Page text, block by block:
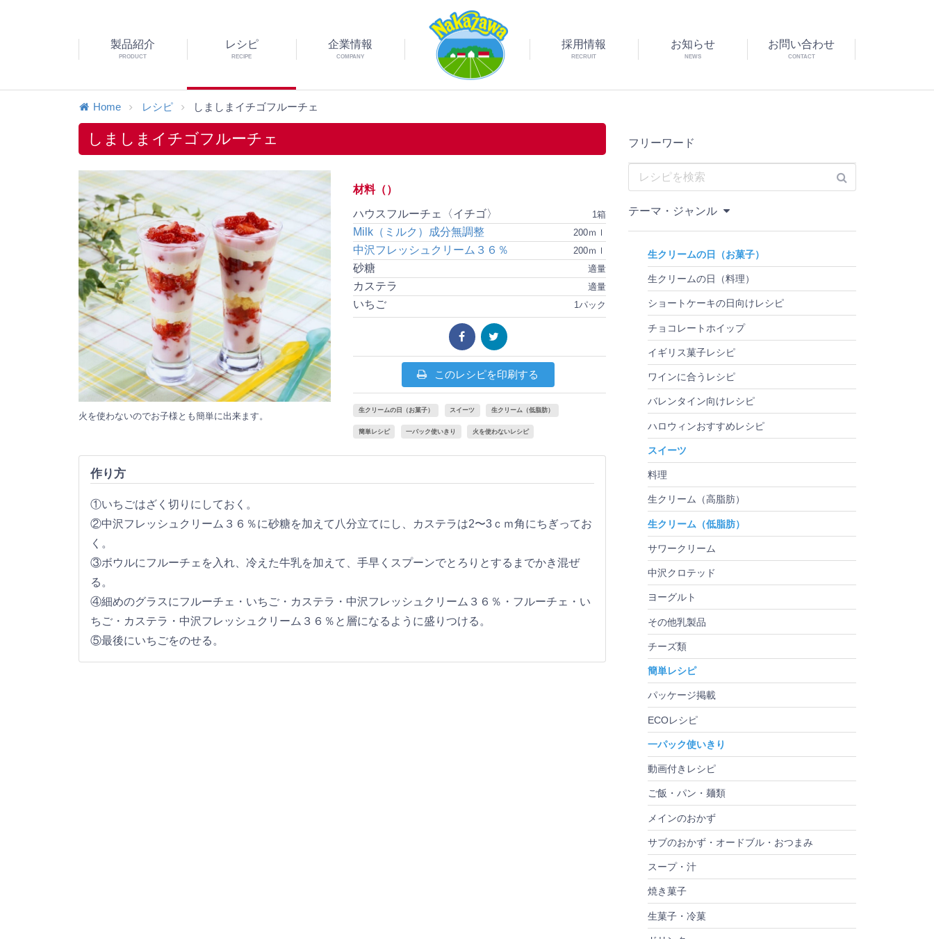
製品紹介
PRODUCT
レシピ
RECIPE
企業情報
COMPANY
採用情報
RECRUIT
お知らせ
NEWS
お問い合わせ
CONTACT
Home レシピ しましまイチゴフルーチェ
しましまイチゴフルーチェ
火を使わないのでお子様とも簡単に出来ます。
材料（）
1箱
ハウスフルーチェ〈イチゴ〉
200ｍｌ
Milk（ミルク）成分無調整
200ｍｌ
中沢フレッシュクリーム３６％
適量
砂糖
適量
カステラ
1パック
いちご
このレシピを印刷する
生クリームの日（お菓子） スイーツ 生クリーム（低脂肪）
簡単レシピ 一パック使いきり 火を使わないレシピ
作り方
①いちごはざく切りにしておく。
②中沢フレッシュクリーム３６％に砂糖を加えて八分立てにし、カステラは2〜3ｃｍ角にちぎってお
く。
③ボウルにフルーチェを入れ、冷えた牛乳を加えて、手早くスプーンでとろりとするまでかき混ぜ
る。
④細めのグラスにフルーチェ・いちご・カステラ・中沢フレッシュクリーム３６％・フルーチェ・い
ちご・カステラ・中沢フレッシュクリーム３６％と層になるように盛りつける。
⑤最後にいちごをのせる。
フリーワード
テーマ・ジャンル
生クリームの日（お菓子）
生クリームの日（料理）
ショートケーキの日向けレシピ
チョコレートホイップ
イギリス菓子レシピ
ワインに合うレシピ
バレンタイン向けレシピ
ハロウィンおすすめレシピ
スイーツ
料理
生クリーム（高脂肪）
生クリーム（低脂肪）
サワークリーム
中沢クロテッド
ヨーグルト
その他乳製品
チーズ類
簡単レシピ
パッケージ掲載
ECOレシピ
一パック使いきり
動画付きレシピ
ご飯・パン・麺類
メインのおかず
サブのおかず・オードブル・おつまみ
スープ・汁
焼き菓子
生菓子・冷菓